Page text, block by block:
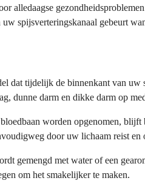
alledaagse
spijsverteringskanaal gebeurt
dat tijdelijk de binnenkant van
dunne darm en dikke darm op
worden opgenomen,
door uw lichaam reist
gemengd met water of een
om het smakelijker te maken.